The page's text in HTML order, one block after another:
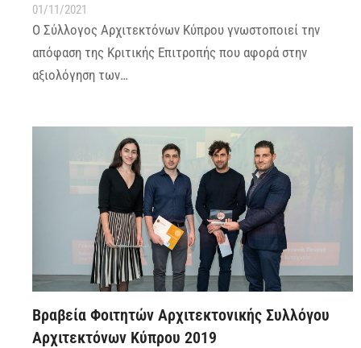
01/11/2021
Ο Σύλλογος Αρχιτεκτόνων Κύπρου γνωστοποιεί την
απόφαση της Κριτικής Επιτροπής που αφορά στην
αξιολόγηση των…
Βραβεία Φοιτητών Αρχιτεκτονικής Συλλόγου
Αρχιτεκτόνων Κύπρου 2019